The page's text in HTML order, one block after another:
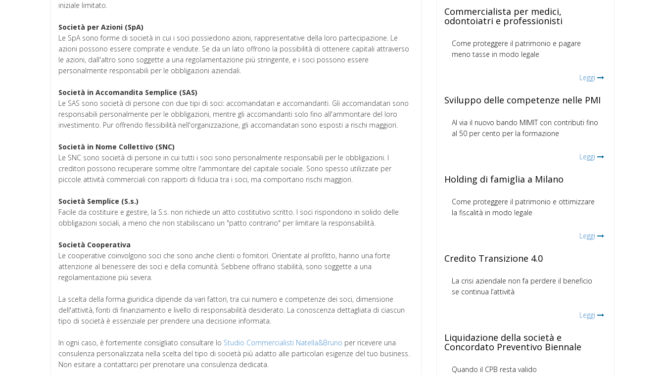
iniziale limitato.
Società per Azioni (SpA)
Le SpA sono forme di società in cui i soci possiedono azioni, rappresentative della loro partecipazione. Le
azioni possono essere comprate e vendute. Se da un lato offrono la possibilità di ottenere capitali attraverso
le azioni, dall'altro sono soggette a una regolamentazione più stringente, e i soci possono essere
personalmente responsabili per le obbligazioni aziendali.
Società in Accomandita Semplice (SAS)
Le SAS sono società di persone con due tipi di soci: accomandatari e accomandanti. Gli accomandatari sono
responsabili personalmente per le obbligazioni, mentre gli accomandanti solo fino all'ammontare del loro
investimento. Pur offrendo flessibilità nell'organizzazione, gli accomandatari sono esposti a rischi maggiori.
Società in Nome Collettivo (SNC)
Le SNC sono società di persone in cui tutti i soci sono personalmente responsabili per le obbligazioni. I
creditori possono recuperare somme oltre l'ammontare del capitale sociale. Sono spesso utilizzate per
piccole attività commerciali con rapporti di fiducia tra i soci, ma comportano rischi maggiori.
Società Semplice (S.s.)
Facile da costituire e gestire, la S.s. non richiede un atto costitutivo scritto. I soci rispondono in solido delle
obbligazioni sociali, a meno che non stabiliscano un "patto contrario" per limitare la responsabilità.
Società Cooperativa
Le cooperative coinvolgono soci che sono anche clienti o fornitori. Orientate al profitto, hanno una forte
attenzione al benessere dei soci e della comunità. Sebbene offrano stabilità, sono soggette a una
regolamentazione più severa.
La scelta della forma giuridica dipende da vari fattori, tra cui numero e competenze dei soci, dimensione
dell'attività, fonti di finanziamento e livello di responsabilità desiderato. La conoscenza dettagliata di ciascun
tipo di società è essenziale per prendere una decisione informata.
In ogni caso, è fortemente consigliato consultare lo Studio Commercialisti Natella&Bruno per ricevere una
consulenza personalizzata nella scelta del tipo di società più adatto alle particolari esigenze del tuo business.
Non esitare a contattarci per prenotare una consulenza dedicata.
Commercialista per medici,
odontoiatri e professionisti
Come proteggere il patrimonio e pagare
meno tasse in modo legale
Leggi
Sviluppo delle competenze nelle PMI
Al via il nuovo bando MIMIT con contributi fino
al 50 per cento per la formazione
Leggi
Holding di famiglia a Milano
Come proteggere il patrimonio e ottimizzare
la fiscalità in modo legale
Leggi
Credito Transizione 4.0
La crisi aziendale non fa perdere il beneficio
se continua l’attività
Leggi
Liquidazione della società e
Concordato Preventivo Biennale
Quando il CPB resta valido